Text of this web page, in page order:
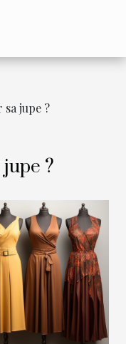
jupe ?
?